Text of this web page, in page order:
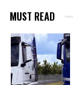
MUST READ